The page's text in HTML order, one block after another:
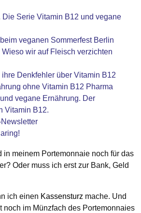
Die Serie Vitamin B12 und vegane
veganen Sommerfest Berlin
wir auf Fleisch verzichten
Denkfehler über Vitamin B12
ohne Vitamin B12 Pharma
vegane Ernährung. Der
Vitamin B12.
in meinem Portemonnaie noch für das
Oder muss ich erst zur Bank, Geld
ich einen Kassensturz mache. Und
noch im Münzfach des Portemonnaies